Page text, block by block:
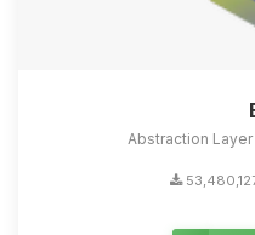
Abstraction